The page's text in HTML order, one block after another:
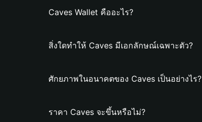
Caves Wallet คืออะไร?
สิ่งใดทำให้ Caves มีเอกลักษณ์เฉพาะตัว?
ศักยภาพในอนาคตของ Caves เป็นอย่างไร?
ราคา Caves จะขึ้นหรือไม่?